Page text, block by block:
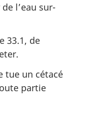
l’eau sur-
33.1, de
tue un cétacé
partie